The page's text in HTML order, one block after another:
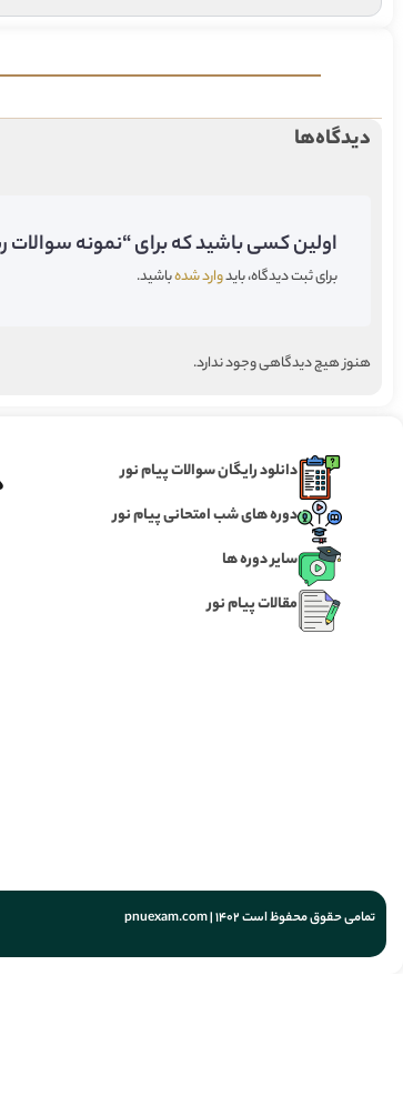
دیدگاه‌ها
اولین کسی باشید که برای “نمونه
برای ثبت دیدگاه، بایدوارد شدهباشید.
هنوز هیچ دیدگاهی وجود ندارد.
دانلود رایگان سوالات پیام نور
دوره های شب امتحانی پیام نور
سایر دوره ها
مقالات پیام نور
تمامی حقوق محفوظ است 1402 | pnuexam.com